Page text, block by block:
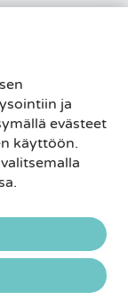
ja
evästeet
käyttöön.